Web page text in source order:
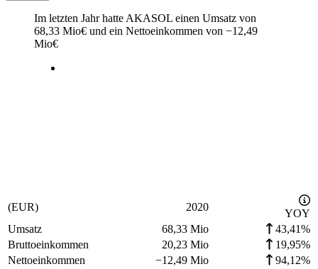
Im letzten Jahrhatte AKASOL einen Umsatz von
68,33 Mio€ und ein Nettoeinkommen von −12,49
Mio€
(EUR) 2020
YOY
Umsatz
68,33 Mio
43,41%
Bruttoeinkommen
20,23 Mio
19,95%
Nettoeinkommen
−12,49 Mio
94,12%